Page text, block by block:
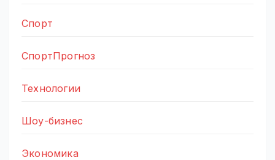
Спорт
СпортПрогноз
Технологии
Шоу-бизнес
Экономика